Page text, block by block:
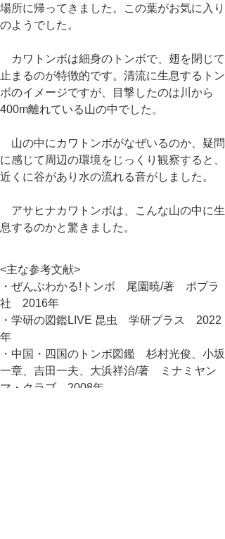
場所に帰ってきました。この葉がお気に入り
のようでした。
カワトンボは細身のトンボで、翅を閉じて
止まるのが特徴的です。清流に生息するトン
ボのイメージですが、目撃したのは川から
400m離れている山の中でした。
山の中にカワトンボがなぜいるのか、疑問
に感じて周辺の環境をじっくり観察すると、
近くに谷があり水の流れる音がしました。
アサヒナカワトンボは、こんな山の中に生
息するのかと驚きました。
<主な参考文献>
・ぜんぶわかる!トンボ 尾園暁/著 ポプラ
社 2016年
・学研の図鑑LIVE 昆虫 学研プラス 2022
年
・中国・四国のトンボ図鑑 杉村光俊、小坂
一章、吉田一夫、大浜祥治/著 ミナミヤン
マ・クラブ 2008年